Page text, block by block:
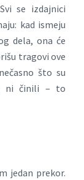
se izdajnici
kad ismeju
dela, ona će
tragovi ove
što su
ni činili – to
jedan prekor.